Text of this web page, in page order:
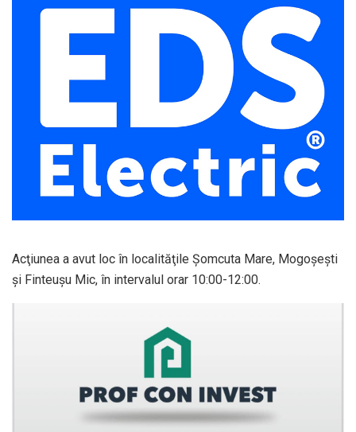
Acţiunea a avut loc în localităţile Șomcuta Mare, Mogoșești
și Finteușu Mic, în intervalul orar 10:00-12:00.